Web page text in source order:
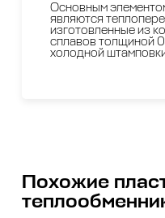
Основным
являются
изготовленные из
сплавов толщиной
холодной
Похожие